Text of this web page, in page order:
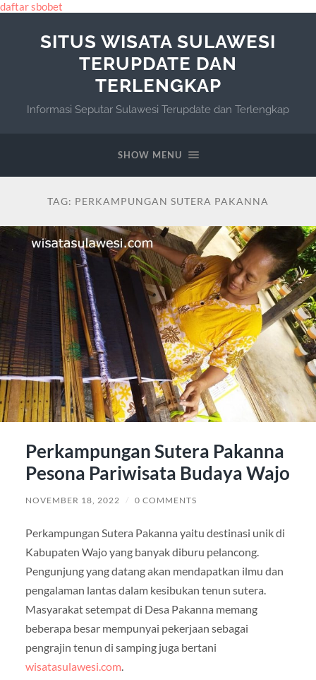
daftar sbobet
SITUS WISATA SULAWESI
TERUPDATE DAN
TERLENGKAP
Informasi Seputar Sulawesi Terupdate dan Terlengkap
SHOW MENU
TAG: PERKAMPUNGAN SUTERA PAKANNA
Perkampungan Sutera Pakanna
Pesona Pariwisata Budaya Wajo
NOVEMBER 18, 2022 / 0 COMMENTS
Perkampungan Sutera Pakanna yaitu destinasi unik di
Kabupaten Wajo yang banyak diburu pelancong.
Pengunjung yang datang akan mendapatkan ilmu dan
pengalaman lantas dalam kesibukan tenun sutera.
Masyarakat setempat di Desa Pakanna memang
beberapa besar mempunyai pekerjaan sebagai
pengrajin tenun di samping juga bertani
wisatasulawesi.com.